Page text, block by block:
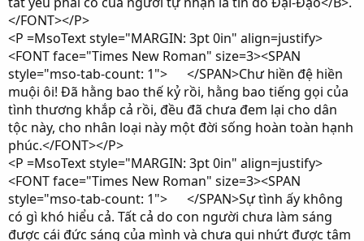
</FONT></P>
<P =MsoText style="MARGIN: 3pt 0in" align=justify>
<FONT face="Times New Roman" size=3><SPAN
style="mso-tab-count: 1"> </SPAN>Chư hiền đệ hiền
muội ôi! Đã hằng bao thế kỷ rồi, hằng bao tiếng gọi của
tình thương khắp cả rồi, đều đã chưa đem lại cho dân
tộc này, cho nhân loại này một đời sống hoàn toàn hạnh
phúc.</FONT></P>
<P =MsoText style="MARGIN: 3pt 0in" align=justify>
<FONT face="Times New Roman" size=3><SPAN
style="mso-tab-count: 1"> </SPAN>Sự tình ấy không
có gì khó hiểu cả. Tất cả do con người chưa làm sáng
được cái đức sáng của mình và chưa qui nhứt được tâm